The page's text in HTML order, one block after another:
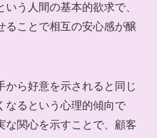
う人間の基本的欲求で、
ることで相互の安心感が醸
から好意を示されると同じ
なるという心理的傾向で
な関心を示すことで、顧客